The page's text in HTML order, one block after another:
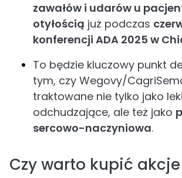
zawałów i udarów u
otyłością już podczas
konferencji ADA 2025 w
To będzie kluczowy punkt
tym, czy Wegovy/
traktowane nie tylko jako leki
odchudzające, ale też jako
sercowo-naczyniowa.
Czy warto kupić